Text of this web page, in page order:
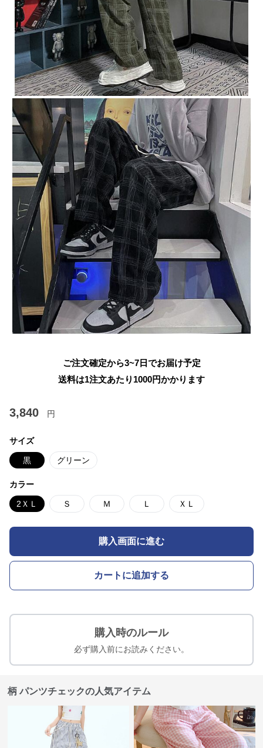
ご注文確定から3~7日でお届け予定
送料は1注文あたり 1000円かかります
3,840 円
サイズ
黒 グリーン
カラー
2ＸＬ Ｓ Ｍ Ｌ ＸＬ
購入画面に進む
カートに追加する
購入時のルール
必ず購入前にお読みください。
柄 パンツチェックの人気アイテム